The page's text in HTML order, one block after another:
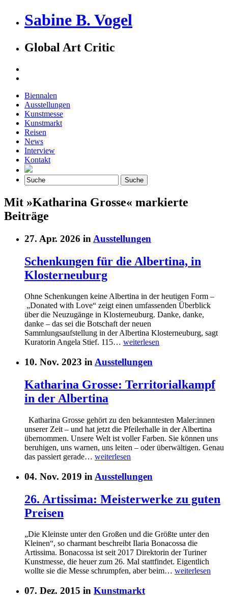
Sabine B. Vogel
Global Art Critic
Biennalen
Ausstellungen
Kunstmesse
Kunstmarkt
Reisen
News
Interview
Kontakt
Mit »Katharina Grosse« markierte
Beiträge
27. Apr. 2026 in Ausstellungen
Schenkungen für die Albertina, in
Klosterneuburg
Ohne Schenkungen keine Albertina in der heutigen Form –
„Donated with Love“ zeigt einen umfassenden Überblick
über die Neuzugänge in Klosterneuburg. Danke, danke,
danke – das sei die Botschaft der neuen
Sammlungsaufstellung in der Albertina Klosterneuburg, sagt
Kuratorin Angela Stief. 115… weiterlesen
10. Nov. 2023 in Ausstellungen
Katharina Grosse: Territorialkampf
in der Albertina
Katharina Grosse gehört zu den bekanntesten Maler:innen
unserer Zeit – und hat jetzt die Pfeilerhalle in der Albertina
übernommen. Unsere Welt ist voller Farben. Sie können uns
beruhigen, uns warnen, uns leiten – oder überwältigen. Genau
das passiert gerade… weiterlesen
04. Nov. 2019 in Ausstellungen
26. Artissima: Meisterwerke zu guten
Preisen
„Die Kleinste unter den Großen und die Größte unter den
Kleinen“, so charmant beschreibt Ilaria Bonacossa die
Artissima. Bonacossa ist seit 2017 Direktorin der Turiner
Kunstmesse, die heuer zum 26. Mal stattfindet. Eigentlich
wollte sie die Messe schrumpfen, aber beim… weiterlesen
07. Dez. 2015 in Kunstmarkt